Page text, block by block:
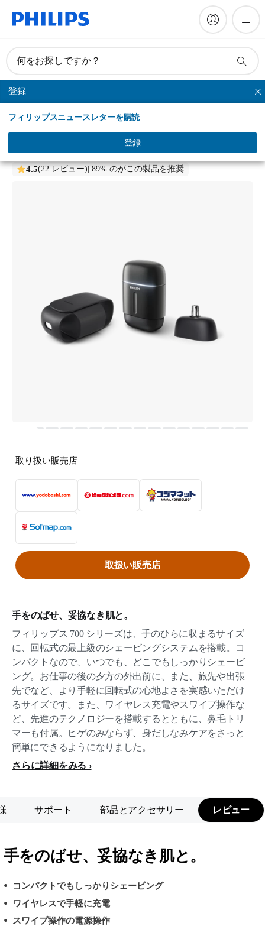
何をお探しですか？
登録
フィリップスニュースレターを購読
登録
トラベルシェーバー
4.5(22 レビュー) | 89% のがこの製品を推奨
手をのばせ、妥協なき肌と。
フィリップス 700 シリーズは、手のひらに収まるサイズ
に、回転式の最上級のシェービングシステムを搭載。コ
ンパクトなので、いつでも、どこでもしっかりシェービ
ング。お仕事の後の夕方の外出前に、また、旅先や出張
先でなど、より手軽に回転式の心地よさを実感いただけ
るサイズです。また、ワイヤレス充電やスワイプ操作な
ど、先進のテクノロジーを搭載するとともに、鼻毛トリ
マーも付属。ヒゲのみならず、身だしなみケアをさっと
簡単にできるようになりました。
さらに詳細をみる
取り扱い販売店
取扱い販売店
サポート 部品とアクセサリー レビュー
手をのばせ、妥協なき肌と。
コンパクトでもしっかりシェービング
ワイヤレスで手軽に充電
スワイプ操作の電源操作